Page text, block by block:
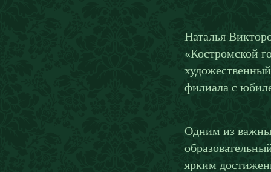
Наталья
«Костромской
филиала с
Одним из
ярким